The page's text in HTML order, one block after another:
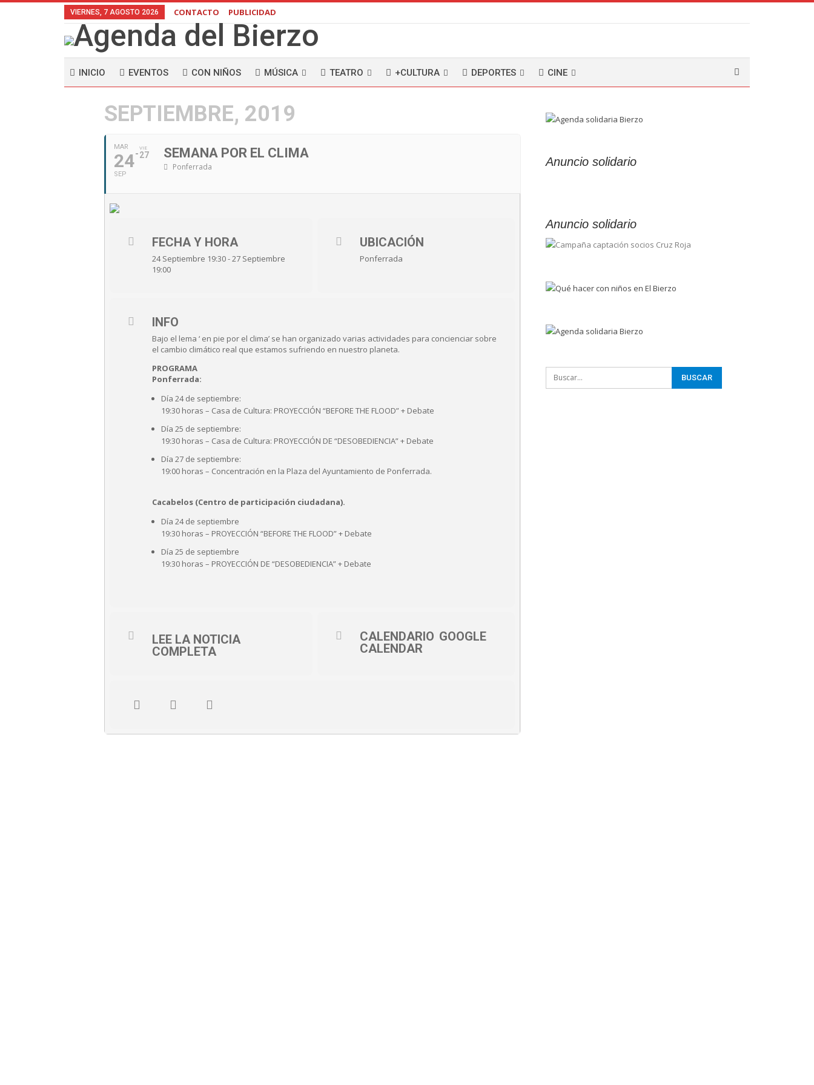
VIERNES, 7 AGOSTO 2026 CONTACTO PUBLICIDAD
INICIO EVENTOS CON NIÑOS MÚSICA TEATRO +CULTURA DEPORTES CINE
SEPTIEMBRE, 2019
MAR
24
SEP
VIE
27 SEMANA POR EL CLIMA
Ponferrada
FECHA Y HORA
24 Septiembre 19:30 - 27 Septiembre
19:00
UBICACIÓN
Ponferrada
INFO
Bajo el lema ‘ en pie por el clima’ se han organizado varias actividades para concienciar sobre
el cambio climático real que estamos sufriendo en nuestro planeta.
PROGRAMA
Ponferrada:
Día 24 de septiembre:
19:30 horas – Casa de Cultura: PROYECCIÓN “BEFORE THE FLOOD” + Debate
Día 25 de septiembre:
19:30 horas – Casa de Cultura: PROYECCIÓN DE “DESOBEDIENCIA” + Debate
Día 27 de septiembre:
19:00 horas – Concentración en la Plaza del Ayuntamiento de Ponferrada.
Cacabelos (Centro de participación ciudadana).
Día 24 de septiembre
19:30 horas – PROYECCIÓN “BEFORE THE FLOOD” + Debate
Día 25 de septiembre
19:30 horas – PROYECCIÓN DE “DESOBEDIENCIA” + Debate
LEE LA NOTICIA
COMPLETA
CALENDARIO GOOGLE
CALENDAR
Anuncio solidario
Anuncio solidario